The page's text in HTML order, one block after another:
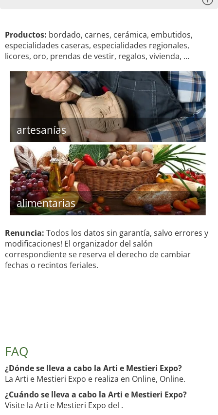
Productos: bordado, carnes, cerámica, embutidos,
especialidades caseras, especialidades regionales,
licores, oro, prendas de vestir, regalos, vivienda, …
artesanías
alimentarias
Renuncia: Todos los datos sin garantía, salvo errores y
modificaciones! El organizador del salón
correspondiente se reserva el derecho de cambiar
fechas o recintos feriales.
FAQ
¿Dónde se lleva a cabo la Arti e Mestieri Expo?
La Arti e Mestieri Expo e realiza en Online, Online.
¿Cuándo se lleva a cabo la Arti e Mestieri Expo?
Visite la Arti e Mestieri Expo del .